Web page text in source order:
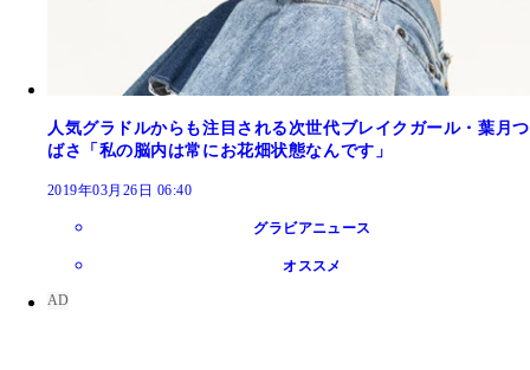
人気グラドルからも注目される次世代ブレイクガール・葉月つ
ばさ「私の脳内は常にお花畑状態なんです」
2019年03月26日 06:40
グラビアニュース
オススメ